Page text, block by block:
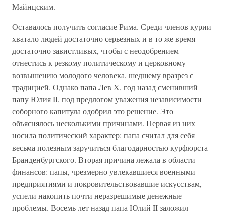
Майнцским.
Оставалось получить согласие Рима. Среди членов курии
хватало людей достаточно серьезных и в то же время
достаточно завистливых, чтобы с неодобрением
отнестись к резкому политическому и церковному
возвышению молодого человека, шедшему вразрез с
традицией. Однако папа Лев X, год назад сменивший
папу Юлия II, под предлогом уважения независимости
соборного капитула одобрил это решение. Это
объяснялось несколькими причинами. Первая из них
носила политический характер: папа считал для себя
весьма полезным заручиться благодарностью курфюрста
Бранденбургского. Вторая причина лежала в области
финансов: папы, чрезмерно увлекавшиеся военными
предприятиями и покровительствовавшие искусствам,
успели накопить почти неразрешимые денежные
проблемы. Восемь лет назад папа Юлий II заложил